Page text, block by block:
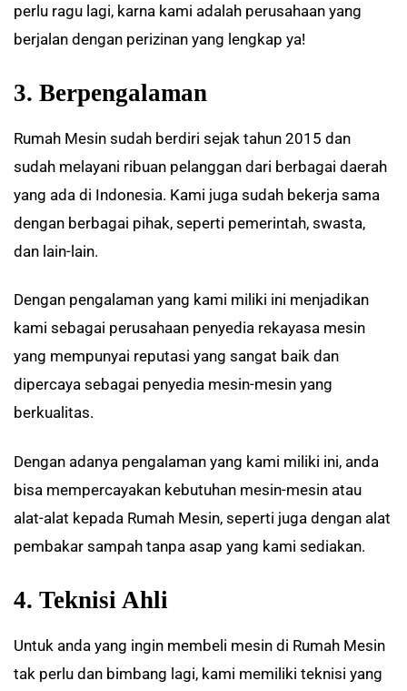
perlu ragu lagi, karna kami adalah perusahaan yang
berjalan dengan perizinan yang lengkap ya!
3. Berpengalaman
Rumah Mesin sudah berdiri sejak tahun 2015 dan
sudah melayani ribuan pelanggan dari berbagai daerah
yang ada di Indonesia. Kami juga sudah bekerja sama
dengan berbagai pihak, seperti pemerintah, swasta,
dan lain-lain.
Dengan pengalaman yang kami miliki ini menjadikan
kami sebagai perusahaan penyedia rekayasa mesin
yang mempunyai reputasi yang sangat baik dan
dipercaya sebagai penyedia mesin-mesin yang
berkualitas.
Dengan adanya pengalaman yang kami miliki ini, anda
bisa mempercayakan kebutuhan mesin-mesin atau
alat-alat kepada Rumah Mesin, seperti juga dengan alat
pembakar sampah tanpa asap yang kami sediakan.
4. Teknisi Ahli
Untuk anda yang ingin membeli mesin di Rumah Mesin
tak perlu dan bimbang lagi, kami memiliki teknisi yang